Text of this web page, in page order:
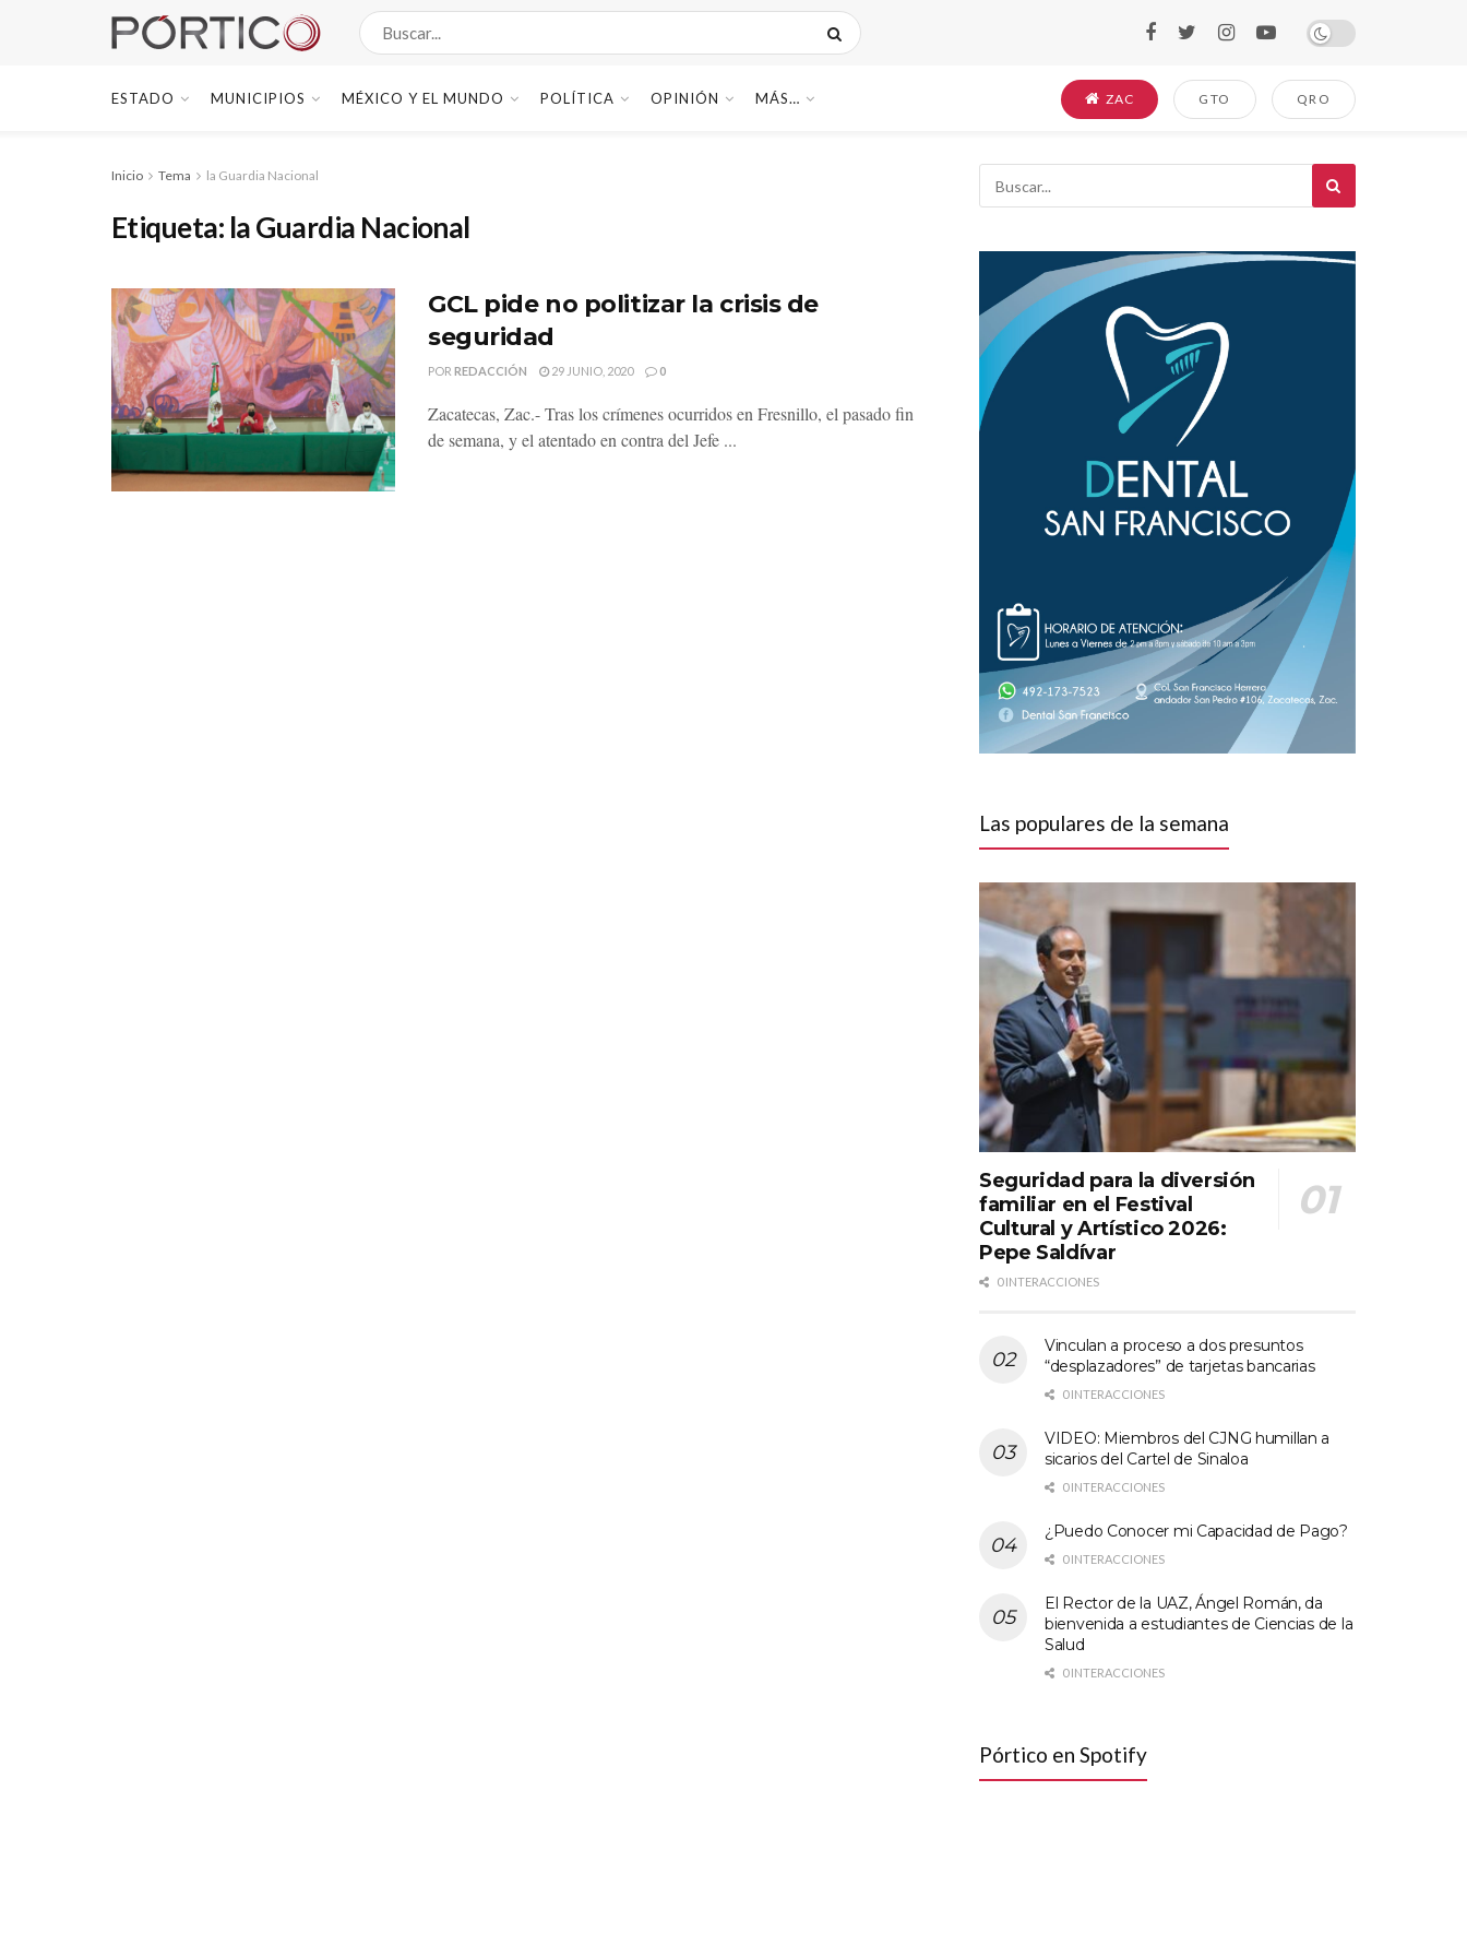
ESTADO MUNICIPIOS MÉXICO Y EL MUNDO POLÍTICA OPINIÓN MÁS… ZAC GTO QRO
Inicio Tema la Guardia Nacional
Etiqueta: la Guardia Nacional
GCL pide no politizar la crisis de
seguridad
POR REDACCIÓN 29 JUNIO, 2020 0
Zacatecas, Zac.- Tras los crímenes ocurridos en Fresnillo, el pasado fin
de semana, y el atentado en contra del Jefe ...
Las populares de la semana
Seguridad para la diversión
familiar en el Festival
Cultural y Artístico 2026:
Pepe Saldívar
0 INTERACCIONES
Vinculan a proceso a dos presuntos
“desplazadores” de tarjetas bancarias
0 INTERACCIONES
VIDEO: Miembros del CJNG humillan a
sicarios del Cartel de Sinaloa
0 INTERACCIONES
¿Puedo Conocer mi Capacidad de Pago?
0 INTERACCIONES
El Rector de la UAZ, Ángel Román, da
bienvenida a estudiantes de Ciencias de la
Salud
0 INTERACCIONES
Pórtico en Spotify